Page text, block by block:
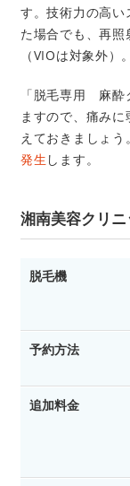
す。技術力の高い
た場合でも、再
（VIOは対象外）。
「脱毛専用 麻酔
ますので、痛み
えておきましょう
発生 します。
湘南美容クリ
脱毛機
予約方法
追加料金